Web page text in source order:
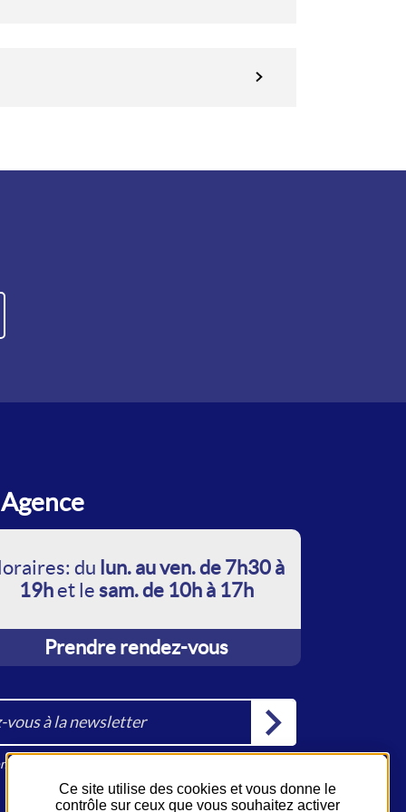
Agence
du lun. au ven. de 7h30 à
19het le sam. de 10h à 17h
Prendre rendez-vous
newsletter
RGPD
Ce site utilise des cookies et vous donne le
contrôle sur ceux que vous souhaitez activer